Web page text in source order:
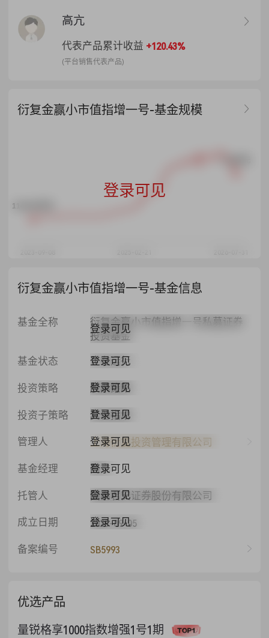
高亢
代表产品累计收益 +120.43%
(平台销售代表产品)
衍复金赢小市值指增一号-基金规模
1140.06万元
登录可见
衍复金赢小市值指增一号-基金信息
基金全称
衍复金赢小市值指增一号私募证券
投资基金
登录可见
基金状态 正在运行
登录可见
投资策略 股票策略
登录可见
投资子策略 其他指增
登录可见
管理人 上海衍复投资管理有限公司
登录可见
基金经理 高亢
登录可见
托管人 国泰君安证券股份有限公司
登录可见
成立日期 2023-09-05
登录可见
备案编号 SB5993
优选产品
量锐格享1000指数增强1号1期